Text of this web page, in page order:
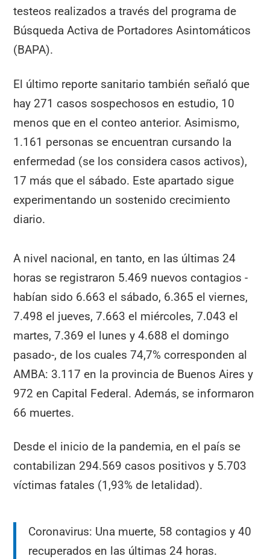
testeos realizados a través del programa de
Búsqueda Activa de Portadores Asintomáticos
(BAPA).
El último reporte sanitario también señaló que
hay 271 casos sospechosos en estudio, 10
menos que en el conteo anterior. Asimismo,
1.161 personas se encuentran cursando la
enfermedad (se los considera casos activos),
17 más que el sábado. Este apartado sigue
experimentando un sostenido crecimiento
diario.
A nivel nacional, en tanto, en las últimas 24
horas se registraron 5.469 nuevos contagios -
habían sido 6.663 el sábado, 6.365 el viernes,
7.498 el jueves, 7.663 el miércoles, 7.043 el
martes, 7.369 el lunes y 4.688 el domingo
pasado-, de los cuales 74,7% corresponden al
AMBA: 3.117 en la provincia de Buenos Aires y
972 en Capital Federal. Además, se informaron
66 muertes.
Desde el inicio de la pandemia, en el país se
contabilizan 294.569 casos positivos y 5.703
víctimas fatales (1,93% de letalidad).
Coronavirus: Una muerte, 58 contagios y 40
recuperados en las últimas 24 horas.